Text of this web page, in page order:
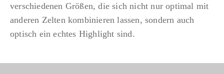
verschiedenen Größen, die sich nicht nur optimal mit
anderen Zelten kombinieren lassen, sondern auch
optisch ein echtes Highlight sind.